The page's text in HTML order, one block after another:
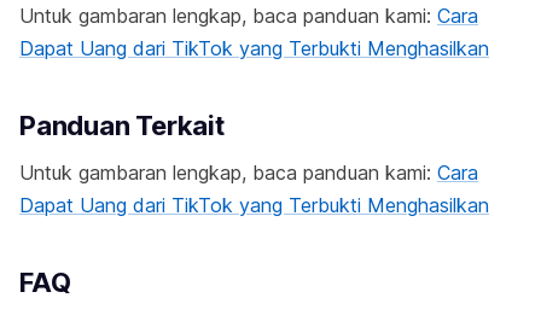
Untuk gambaran lengkap, baca panduan kami: Cara
Dapat Uang dari TikTok yang Terbukti Menghasilkan
Panduan Terkait
Untuk gambaran lengkap, baca panduan kami: Cara
Dapat Uang dari TikTok yang Terbukti Menghasilkan
FAQ